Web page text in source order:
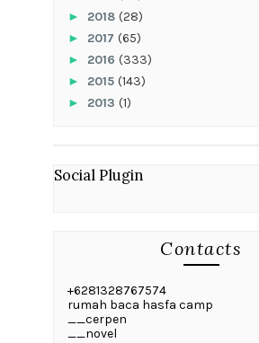
► 2018 (28)
► 2017 (65)
► 2016 (333)
► 2015 (143)
► 2013 (1)
Social Plugin
Contacts
+6281328767574
rumah baca hasfa camp
__cerpen
__novel